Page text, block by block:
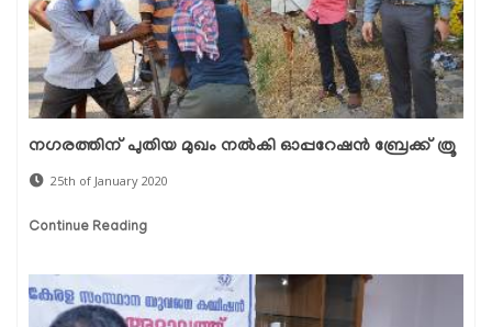
നഗരത്തിന് പുതിയ മുഖം നല്‍കി ഓപ്പറേഷന്‍ ബ്രേക്ക് ത്രൂ
25th of January 2020
Continue Reading